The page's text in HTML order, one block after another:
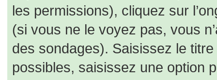
les permissions), cliquez sur
(si vous ne le voyez pas, vous
des sondages). Saisissez le
possibles, saisissez une option